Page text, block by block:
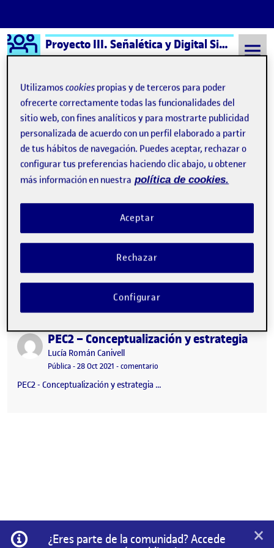
Saltar al contenido
Logo Ágora Proyecto III. Señalética y Digital Signage aula 2
Semestre 20211 - Aula 2 PEC2 - Conceptualización y estrategia
PEC2 - Conceptualización y
estrategia
Hola a tod@s, aquí adjunto los archivos de la PEC2. He analizado
la señalética del Museo Geominero de Madrid. Un saludo, Aïda
Martínez PEC2 - Conceptualización y estrategia …
Publicado porPEC2 – Conceptualización y estrategia
Publicado por
Lucía Román Canivell
Visibilidad:
Pública-Fecha de publicación
28 Oct 2021 -comentario
PEC2 - Conceptualización y estrategia …
Información
¿Eres parte de la comunidad? Accede
×
Utilizamoscookies propias y de terceros para poder
ofrecerte correctamente todas las funcionalidades del
sitio web, con fines analíticos y para mostrarte publicidad
personalizada de acuerdo con un perfil elaborado a partir
de tus hábitos de navegación. Puedes aceptar, rechazar o
configurar tus preferencias haciendo clic abajo, u obtener
más información en nuestra política de cookies.
Rechazar
Aceptar
Configurar